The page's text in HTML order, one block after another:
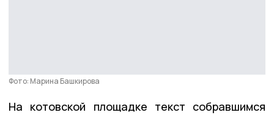
Фото: Марина Башкирова
На котовской площадке текст собравшимся